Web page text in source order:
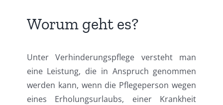
Worum geht es?
Unter Verhinderungspflege versteht man
eine Leistung, die in Anspruch genommen
werden kann, wenn die Pflegeperson wegen
eines Erholungsurlaubs, einer Krankheit